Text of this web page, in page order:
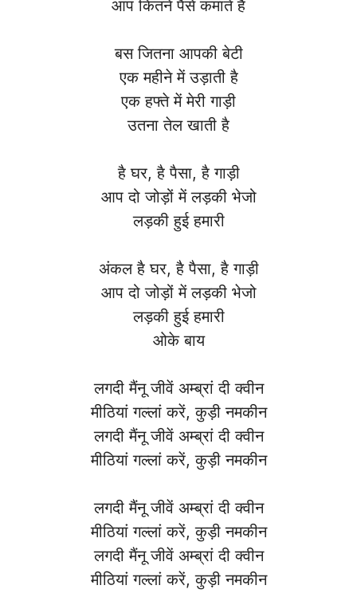
आप कितने पैसे कमाते हैं
बस जितना आपकी बेटी
एक महीने में उड़ाती है
एक हफ्ते में मेरी गाड़ी
उतना तेल खाती है
है घर, है पैसा, है गाड़ी
आप दो जोड़ों में लड़की भेजो
लड़की हुई हमारी
अंकल है घर, है पैसा, है गाड़ी
आप दो जोड़ों में लड़की भेजो
लड़की हुई हमारी
ओके बाय
लगदी मैंनू जीवें अम्ब्रां दी क्वीन
मीठियां गल्लां करें, कुड़ी नमकीन
लगदी मैंनू जीवें अम्ब्रां दी क्वीन
मीठियां गल्लां करें, कुड़ी नमकीन
लगदी मैंनू जीवें अम्ब्रां दी क्वीन
मीठियां गल्लां करें, कुड़ी नमकीन
लगदी मैंनू जीवें अम्ब्रां दी क्वीन
मीठियां गल्लां करें, कुड़ी नमकीन